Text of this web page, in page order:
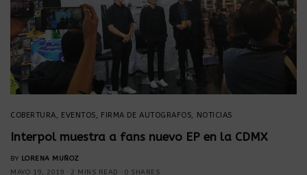
COBERTURA, EVENTOS, FIRMA DE AUTOGRAFOS, NOTICIAS
Interpol muestra a fans nuevo EP en la CDMX
BY LORENA MUÑOZ
MAYO 19, 2019
2 MINS READ 0 SHARES